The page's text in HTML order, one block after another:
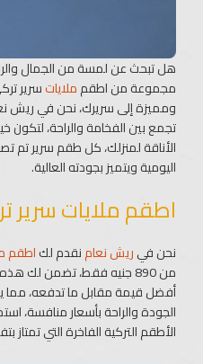
هل تبحث عن لمسة من الجمال
مجموعة من اطقمملاياتسرير
ومميزة إلى سريرك، نحن في ريش
تجمع بين الفخامة والراحة، لتكون
الأناقة لمنزلك، كل طقم سرير تم
اليومية ويتميز بجودته العالية.
اطقم ملايات سرير
نحن فيريش نعامنقدم لكاطقم
من 890 جنيه فقط، تضمن لك
أفضل قيمة مقابل ما تدفعه، مما
الجودة والراحة بأسعار منافسة،
الأطقم التركية الفاخرة التي